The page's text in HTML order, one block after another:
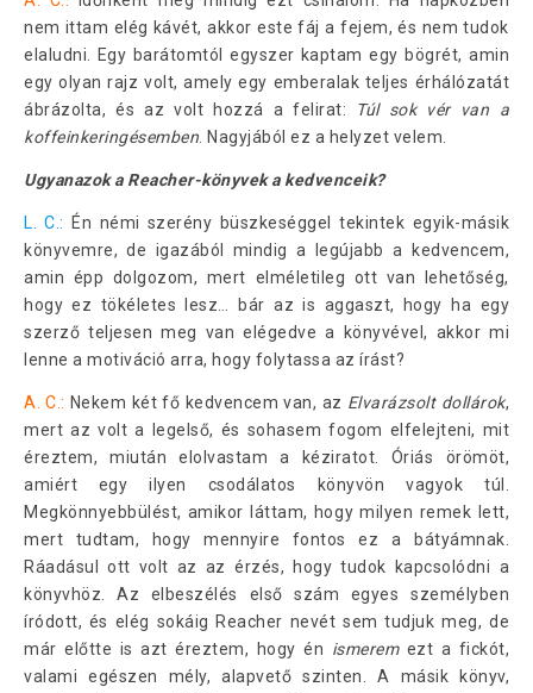
nem ittam elég kávét, akkor este fáj a fejem, és nem tudok
elaludni. Egy barátomtól egyszer kaptam egy bögrét, amin
egy olyan rajz volt, amely egy emberalak teljes érhálózatát
ábrázolta, és az volt hozzá a felirat:
Túl sok vér van a
koffeinkeringésemben. Nagyjából ez a helyzet velem.
Ugyanazok a Reacher-könyvek a kedvenceik?
L. C.:
Én némi szerény büszkeséggel tekintek egyik-másik
könyvemre, de igazából mindig a legújabb a kedvencem,
amin épp dolgozom, mert elméletileg ott van lehetőség,
hogy ez tökéletes lesz… bár az is aggaszt, hogy ha egy
szerző teljesen meg van elégedve a könyvével, akkor mi
lenne a motiváció arra, hogy folytassa az írást?
A. C.: Nekem két fő kedvencem van, az Elvarázsolt dollárok,
mert az volt a legelső, és sohasem fogom elfelejteni, mit
éreztem, miután elolvastam a kéziratot. Óriás örömöt,
amiért egy ilyen csodálatos könyvön vagyok túl.
Megkönnyebbülést, amikor láttam, hogy milyen remek lett,
mert tudtam, hogy mennyire fontos ez a bátyámnak.
Ráadásul ott volt az az érzés, hogy tudok kapcsolódni a
könyvhöz. Az elbeszélés első szám egyes személyben
íródott, és elég sokáig Reacher nevét sem tudjuk meg, de
már előtte is azt éreztem, hogy én ismeremezt a fickót,
valami egészen mély, alapvető szinten. A másik könyv,